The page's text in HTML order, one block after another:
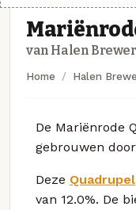
van Halen
Home Halen
De Mariënrode
gebrouwen door
Deze Quadrupel
van 12.0%. De